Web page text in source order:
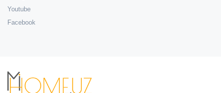
Youtube
Facebook